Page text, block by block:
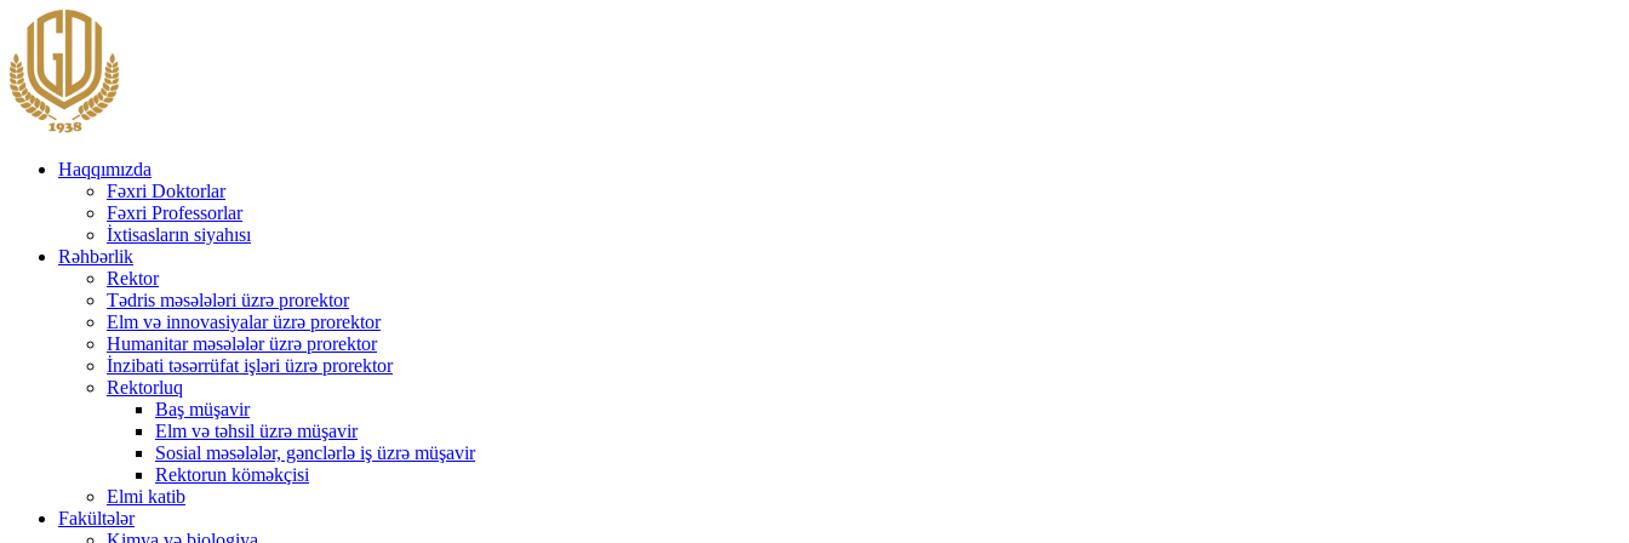
Haqqımızda
Fəxri Doktorlar
Fəxri Professorlar
İxtisasların siyahısı
Rəhbərlik
Rektor
Tədris məsələləri üzrə prorektor
Elm və innovasiyalar üzrə prorektor
Humanitar məsələlər üzrə prorektor
İnzibati təsərrüfat işləri üzrə prorektor
Rektorluq
Baş müşavir
Elm və təhsil üzrə müşavir
Sosial məsələlər, gənclərlə iş üzrə müşavir
Rektorun köməkçisi
Elmi katib
Fakültələr